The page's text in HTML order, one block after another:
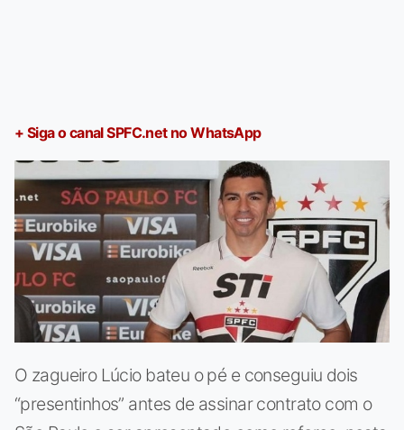
+ Siga o canal SPFC.net no WhatsApp
O zagueiro Lúcio bateu o pé e conseguiu dois
“presentinhos” antes de assinar contrato com o